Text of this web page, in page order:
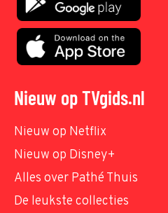
Nieuw op TVgids.nl
Nieuw op Netflix
Nieuw op Disney+
Alles over Pathé Thuis
De leukste collecties